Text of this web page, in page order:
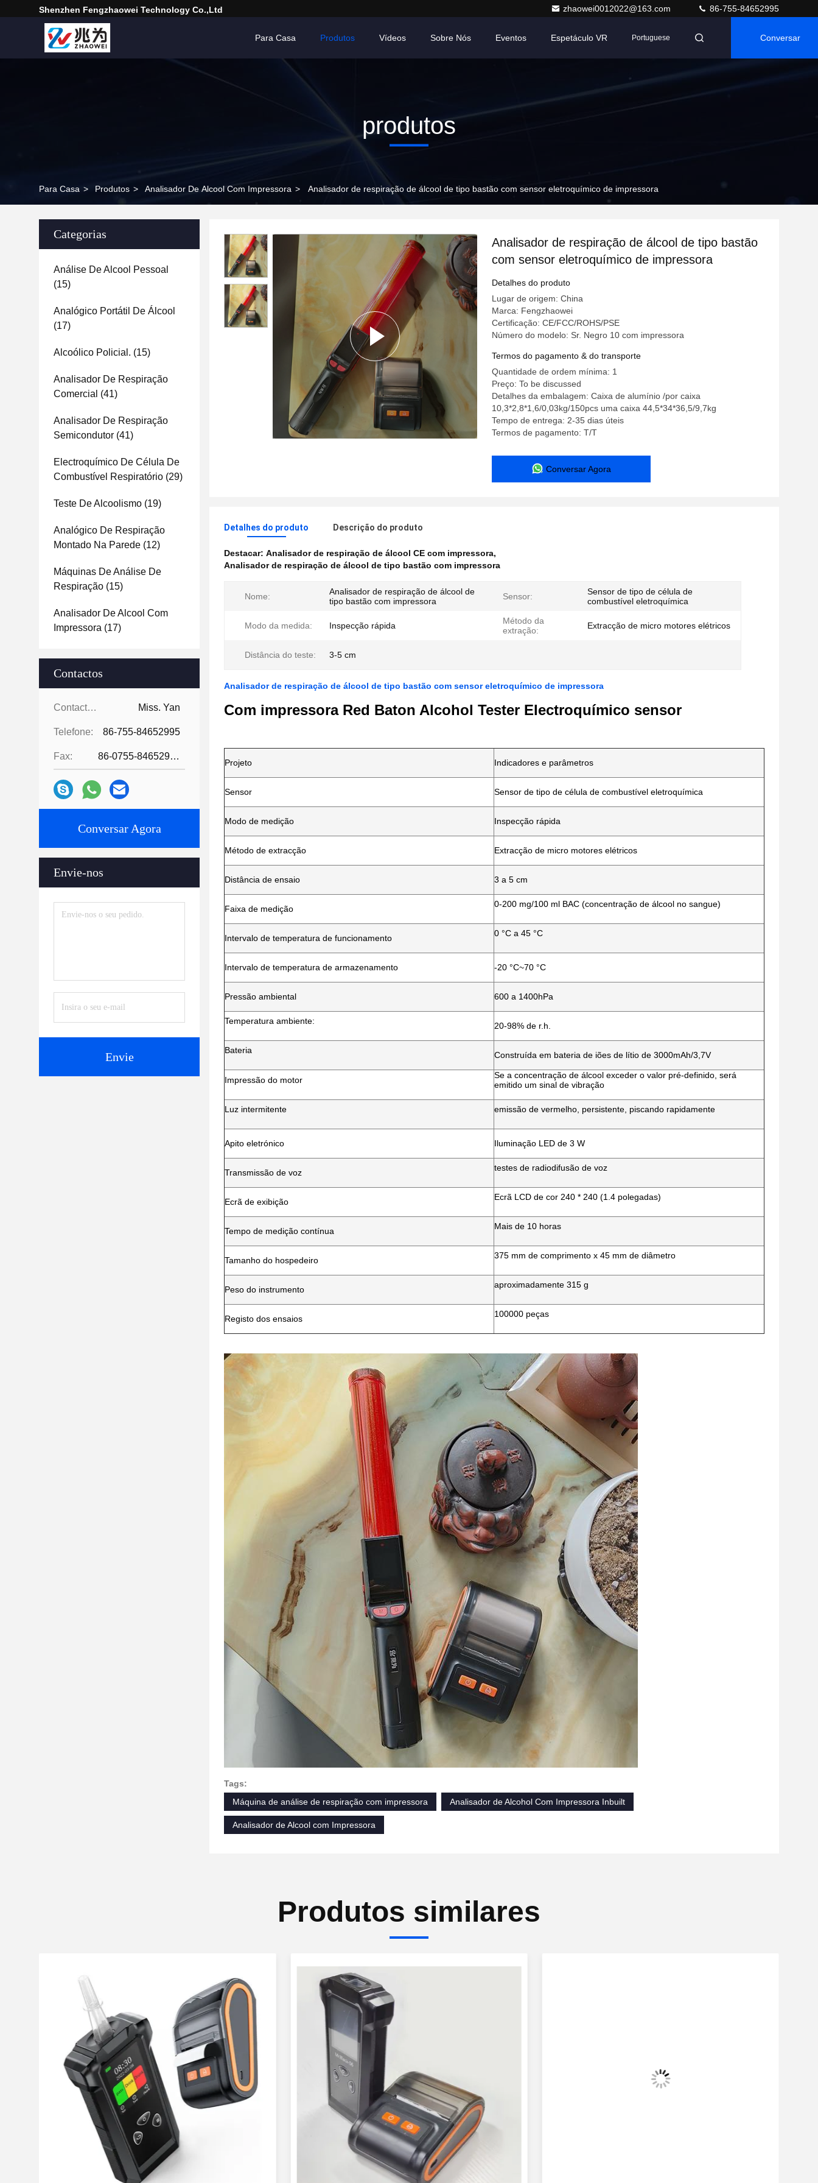
Shenzhen Fengzhaowei Technology Co.,Ltd zhaowei0012022@163.com 86-755-84652995
Para Casa Produtos Vídeos Sobre Nós Eventos Espetáculo VR Portuguese Conversar
produtos
Para Casa > Produtos > Analisador De Alcool Com Impressora > Analisador de respiração de álcool de tipo bastão com sensor eletroquímico de impressora
Categorias
Análise De Alcool Pessoal
(15)
Analógico Portátil De Álcool
(17)
Alcoólico Policial. (15)
Analisador De Respiração
Comercial (41)
Analisador De Respiração
Semicondutor (41)
Electroquímico De Célula De
Combustível Respiratório (29)
Teste De Alcoolismo (19)
Analógico De Respiração
Montado Na Parede (12)
Máquinas De Análise De
Respiração (15)
Analisador De Alcool Com
Impressora (17)
Contactos
Contactos: Miss. Yan
Telefone: 86-755-84652995
Fax: 86-0755-84652995
Conversar Agora
Envie-nos
Envie
Analisador de respiração de álcool de tipo bastão
com sensor eletroquímico de impressora
Detalhes do produto
Lugar de origem: China
Marca: Fengzhaowei
Certificação: CE/FCC/ROHS/PSE
Número do modelo: Sr. Negro 10 com impressora
Termos do pagamento & do transporte
Quantidade de ordem mínima: 1
Preço: To be discussed
Detalhes da embalagem: Caixa de alumínio /por caixa
10,3*2,8*1,6/0,03kg/150pcs uma caixa 44,5*34*36,5/9,7kg
Tempo de entrega: 2-35 dias úteis
Termos de pagamento: T/T
Conversar Agora
Detalhes do produto Descrição do produto
Destacar: Analisador de respiração de álcool CE com impressora,
Analisador de respiração de álcool de tipo bastão com impressora
Nome:
Analisador de respiração de álcool de
tipo bastão com impressora
Sensor:
Sensor de tipo de célula de
combustível eletroquímica
Modo da medida: Inspecção rápida
Método da
extração:
Extracção de micro motores elétricos
Distância do teste: 3-5 cm
Analisador de respiração de álcool de tipo bastão com sensor eletroquímico de impressora
Com impressora Red Baton Alcohol Tester Electroquímico sensor
Projeto Indicadores e parâmetros
Sensor Sensor de tipo de célula de combustível eletroquímica
Modo de medição Inspecção rápida
Método de extracção Extracção de micro motores elétricos
Distância de ensaio 3 a 5 cm
Faixa de medição 0-200 mg/100 ml BAC (concentração de álcool no sangue)
Intervalo de temperatura de funcionamento 0 °C a 45 °C
Intervalo de temperatura de armazenamento -20 °C~70 °C
Pressão ambiental 600 a 1400hPa
Temperatura ambiente: 20-98% de r.h.
Bateria Construída em bateria de iões de lítio de 3000mAh/3,7V
Impressão do motor
Se a concentração de álcool exceder o valor pré-definido, será
emitido um sinal de vibração
Luz intermitente emissão de vermelho, persistente, piscando rapidamente
Apito eletrónico Iluminação LED de 3 W
Transmissão de voz testes de radiodifusão de voz
Ecrã de exibição Ecrã LCD de cor 240 * 240 (1.4 polegadas)
Tempo de medição contínua Mais de 10 horas
Tamanho do hospedeiro 375 mm de comprimento x 45 mm de diâmetro
Peso do instrumento aproximadamente 315 g
Registo dos ensaios 100000 peças
Tags:
Máquina de análise de respiração com impressora
Analisador de Alcohol Com Impressora Inbuilt
Analisador de Alcool com Impressora
Produtos similares